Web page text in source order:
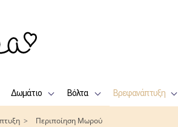
Δωμάτιο Βόλτα Βρεφανάπτυξη
Περιποίηση Μωρού